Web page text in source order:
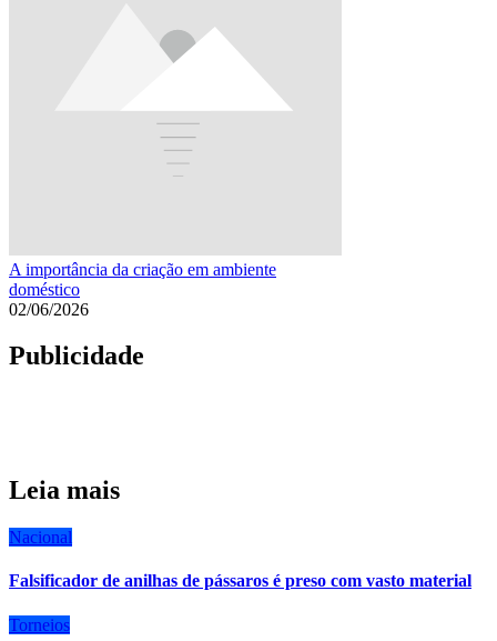
A importância da criação em ambiente
doméstico
02/06/2026
Publicidade
Leia mais
Nacional
Falsificador de anilhas de pássaros é preso com vasto material
Torneios